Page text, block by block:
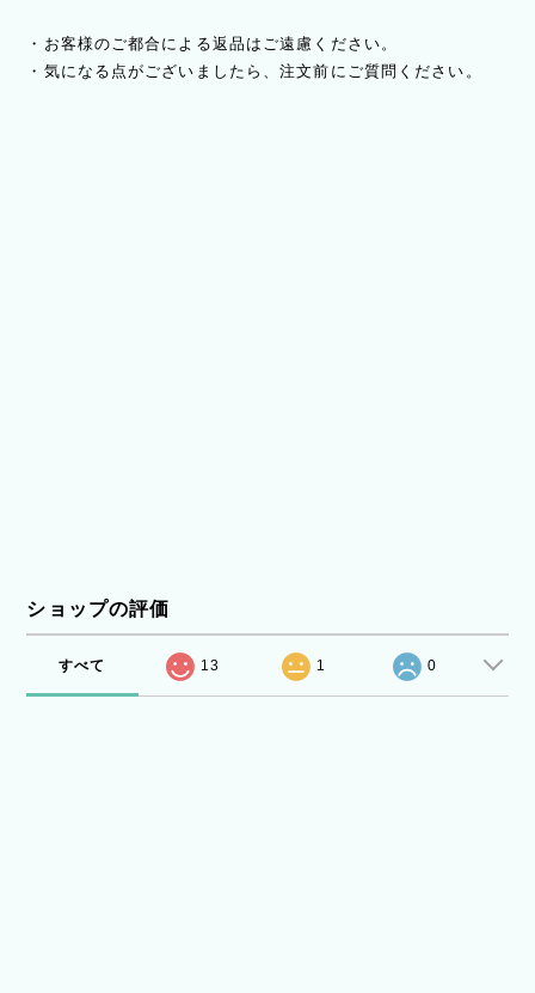
・お客様のご都合による返品はご遠慮ください。
・気になる点がございましたら、注文前にご質問ください。
ショップの評価
すべて 13 1 0